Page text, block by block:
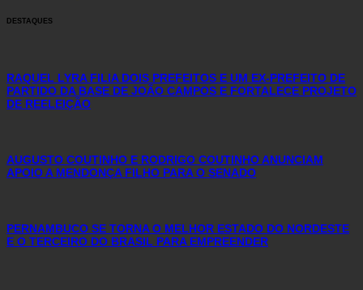
DESTAQUES
RAQUEL LYRA FILIA DOIS PREFEITOS E UM EX-PREFEITO DE
PARTIDO DA BASE DE JOÃO CAMPOS E FORTALECE PROJETO
DE REELEIÇÃO
AUGUSTO COUTINHO E RODRIGO COUTINHO ANUNCIAM
APOIO A MENDONÇA FILHO PARA O SENADO
PERNAMBUCO SE TORNA O MELHOR ESTADO DO NORDESTE
E O TERCEIRO DO BRASIL PARA EMPREENDER